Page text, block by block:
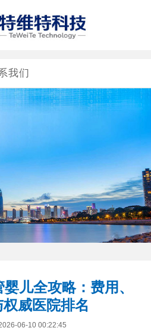
我们
儿全攻略：费用、
威医院排名
06-10 00:22:45